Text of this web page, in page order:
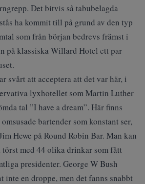
Det bitvis så tabubelagda
ha kommit till på grund av den typ
som från början bedrevs främst i
på klassiska Willard Hotel ett par
svårt att acceptera att det var här, i
lyxhotellet som Martin Luther
tal ”I have a dream”. Här finns
bartender som konstant ser,
Hewe på Round Robin Bar. Man kan
med 44 olika drinkar som fått
presidenter. George W Bush
inte en droppe, men det fanns snabbt